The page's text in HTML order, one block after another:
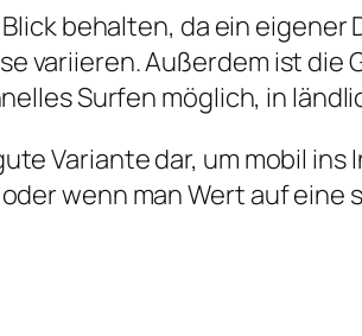
behalten, da ein
variieren. Außerdem ist
Surfen möglich, in
Variante dar, um mobil
wenn man Wert auf